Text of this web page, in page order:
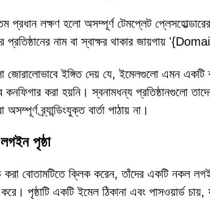
লক্ষণ হলো অসম্পূর্ণ টেমপ্লেট প্লেসহোল্ডারের
প্রতিষ্ঠানের নাম বা স্বাক্ষর থাকার জায়গায়
ইঙ্গিত দেয় যে, ইমেলগুলো এমন একটি
করা হয়নি। স্বনামধন্য প্রতিষ্ঠানগুলো
ব্র্যান্ডিংযুক্ত বার্তা পাঠায় না।
পৃষ্ঠা
বোতামটিতে ক্লিক করেন, তাঁদের একটি নকল
পৃষ্ঠাটি একটি ইমেল ঠিকানা এবং পাসওয়ার্ড